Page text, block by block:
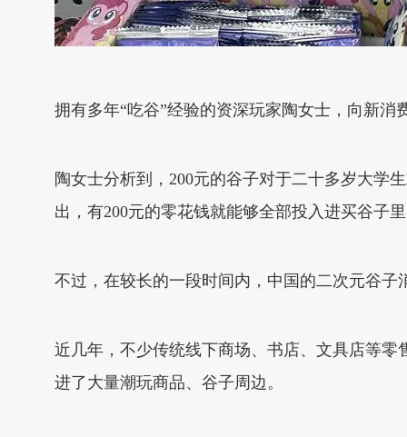
拥有多年“吃谷”经验的资深玩家陶女士，向新
陶女士分析到，200元的谷子对于二十多岁大学
出，有200元的零花钱就能够全部投入进买谷子
不过，在较长的一段时间内，中国的二次元谷
近几年，不少传统线下商场、书店、文具店等
进了大量潮玩商品、谷子周边。